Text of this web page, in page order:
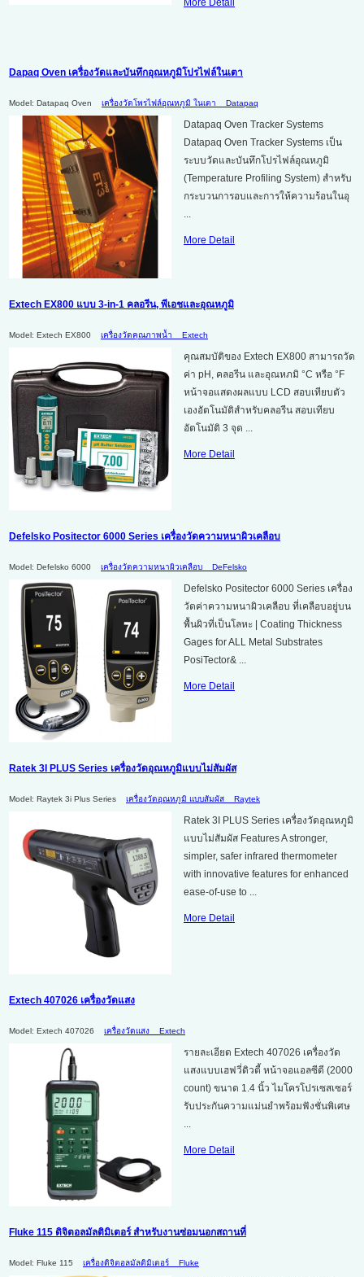
More Detail
Dapaq Oven เครื่องวัดและบันทึกอุณหภูมิโปรไฟล์ในเตา
Model: Datapaq Oven เครื่องวัดโพรไฟล์อุณหภูมิ ในเตา Datapaq
Datapaq Oven Tracker Systems
Datapaq Oven Tracker Systems เป็น
ระบบวัดและบันทึกโปรไฟล์อุณหภูมิ
(Temperature Profiling System) สำหรับ
กระบวนการอบและการให้ความร้อนในอุ
...
More Detail
Extech EX800 แบบ 3-in-1 คลอรีน, พีเอชและอุณหภูมิ
Model: Extech EX800 เครื่องวัดคุณภาพน้ำ Extech
คุณสมบัติของ Extech EX800 สามารถวัด
ค่า pH, คลอรีน และอุณหภมิ °C หรือ °F
หน้าจอแสดงผลแบบ LCD สอบเทียบตัว
เองอัตโนมัติสำหรับคลอรีน สอบเทียบ
อัตโนมัติ 3 จุด ...
More Detail
Defelsko Positector 6000 Series เครื่องวัดความหนาผิวเคลือบ
Model: Defelsko 6000 เครื่องวัดความหนาผิวเคลือบ DeFelsko
Defelsko Positector 6000 Series เครื่อง
วัดค่าความหนาผิวเคลือบ ที่เคลือบอยู่บน
พื้นผิวที่เป็นโลหะ | Coating Thickness
Gages for ALL Metal Substrates
PosiTector& ...
More Detail
Ratek 3I PLUS Series เครื่องวัดอุณหภูมิแบบไม่สัมผัส
Model: Raytek 3i Plus Series เครื่องวัดอุณหภูมิ แบบสัมผัส Raytek
Ratek 3I PLUS Series เครื่องวัดอุณหภูมิ
แบบไม่สัมผัส Features A stronger,
simpler, safer infrared thermometer
with innovative features for enhanced
ease-of-use to ...
More Detail
Extech 407026 เครื่องวัดแสง
Model: Extech 407026 เครื่องวัดแสง Extech
รายละเอียด Extech 407026 เครื่องวัด
แสงแบบเฮฟวี่ดิวตี้ หน้าจอแอลซีดี (2000
count) ขนาด 1.4 นิ้ว ไมโครโปรเซสเซอร์
รับประกันความแม่นยำพร้อมฟังชั่นพิเศษ
...
More Detail
Fluke 115 ดิจิตอลมัลติมิเตอร์ สำหรับงานซ่อมนอกสถานที่
Model: Fluke 115 เครื่องดิจิตอลมัลติมิเตอร์ Fluke